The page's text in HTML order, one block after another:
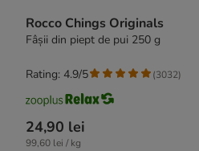
Rocco Chings Originals
Fâșii din piept de pui 250 g
24,90 lei
99,60 lei / kg
Rating: 4.9/5 (3032)